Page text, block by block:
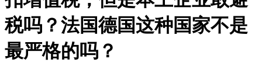
税吗？法国德国这种国家不是
最严格的吗？